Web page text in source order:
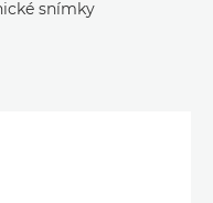
snímky